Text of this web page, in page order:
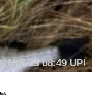
07/29 08:49 UP!